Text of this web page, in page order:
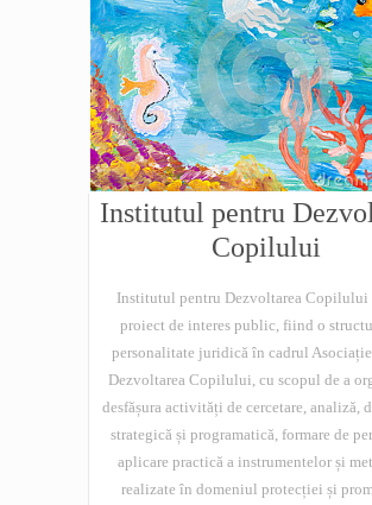
Institutul pentru
Copilului
Institutul pentru Dezvoltarea Copilului
proiect de interes public, fiind o
personalitate juridică în cadrul
Dezvoltarea Copilului, cu scopul de a
desfășura activități de cercetare, analiză,
strategică și programatică, formare de
aplicare practică a instrumentelor și
realizate în domeniul protecției și